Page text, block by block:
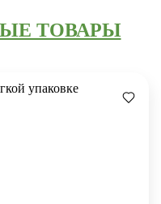
ТОВАРЫ